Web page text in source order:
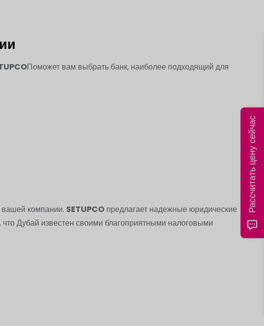
Поможет вам выбрать банк, наиболее подходящий для
компании. SETUPCO предлагает надежные юридические
Дубай известен своими благоприятными налоговыми
Рассчитать цену сейчас